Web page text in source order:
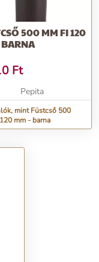
500 MM FI 120
Ft
Pepita
mint Füstcső 500
mm - barna